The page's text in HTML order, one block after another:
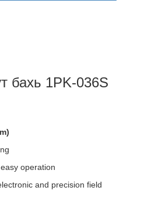
бахь 1PK-036S
operation
and precision field